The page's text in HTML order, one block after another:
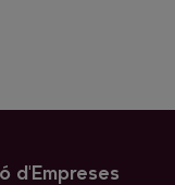
d'Empreses